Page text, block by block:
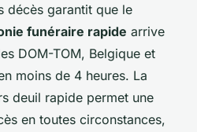
décès garantit que le
funéraire rapide arrive
DOM-TOM, Belgique et
moins de 4 heures. La
deuil rapide permet une
en toutes circonstances,